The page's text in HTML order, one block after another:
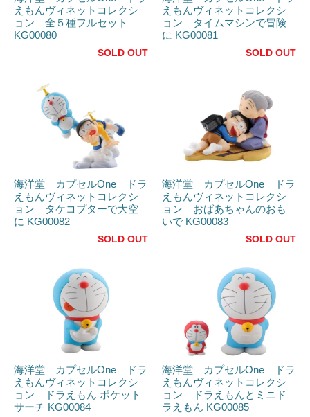
えもんヴィネットコレクシ
ョン 全５種フルセット
KG00080
SOLD OUT
えもんヴィネットコレクシ
ョン タイムマシンで冒険
に KG00081
SOLD OUT
海洋堂 カプセルOne ドラ
えもんヴィネットコレクシ
ョン タケコプターで大空
に KG00082
SOLD OUT
海洋堂 カプセルOne ドラ
えもんヴィネットコレクシ
ョン おばあちゃんのおも
いで KG00083
SOLD OUT
海洋堂 カプセルOne ドラ
えもんヴィネットコレクシ
ョン ドラえもん ポケット
サーチ KG00084
海洋堂 カプセルOne ドラ
えもんヴィネットコレクシ
ョン ドラえもんとミニド
ラえもん KG00085